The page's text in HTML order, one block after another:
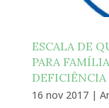
ESCALA DE
PARA
DEFICIÊNCIA
16 nov 2017|